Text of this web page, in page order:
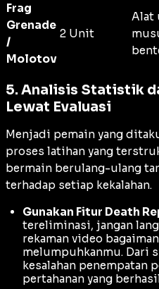
Frag
Grenade
/
Molotov
2 Unit
Alat
5. Analisis Statistik
Lewat Evaluasi
Menjadi pemain yang
proses latihan yang
bermain berulang-ulang
terhadap setiap kekalahan.
Gunakan Fitur Death
tereliminasi, jangan
rekaman video
melumpuhkanmu. Dari
kesalahan penempatan
pertahanan yang